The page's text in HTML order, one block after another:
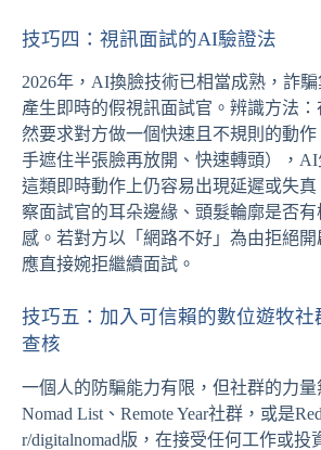
技巧四：視訊面試的AI驗證法
2026年，AI換臉技術已相當成熟，詐
產生即時的假視訊面試官。辨識方法
然要求對方做一個快速且不規則的動作
手遮住半張臉再放開、快速轉頭），
這類即時動作上仍容易出現延遲或失
察面試官的耳朵邊緣、頭髮輪廓是否有
感。若對方以「網路不好」為由拒絕開
應直接婉拒繼續面試。
技巧五：加入可信賴的數位遊牧社
查核
一個人的防騙能力有限，但社群的力量
Nomad List、Remote Year社群，或是
r/digitalnomad版，在接受任何工作或投